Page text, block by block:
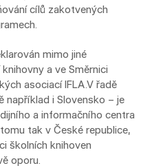
cílů zakotvených
mimo jiné
a ve Směrnici
asociací IFLA.V řadě
například i Slovensko – je
a informačního centra
tak v České republice,
školních knihoven
oporu.